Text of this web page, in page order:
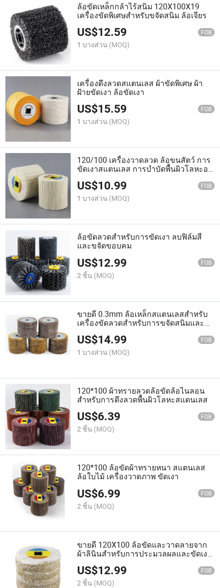
ล้อขัดเหล็กกล้าไร้สนิม 120X100X19
เครื่องขัดพิเศษสำหรับขจัดสนิม ล้อเจียร
US$12.59 FOB
1 บางส่วน (MOQ)
เครื่องดึงลวดสแตนเลส ผ้าขัดพิเศษ ผ้า
ฝ้ายขัดเงา ล้อขัดเงา
US$15.59 FOB
1 บางส่วน (MOQ)
120/100 เครื่องวาดลวด ล้อขนสัตว์ การ
ขัดเงาสแตนเลส การบำบัดพื้นผิวโลหะอลู
มิเนียม
US$10.99 FOB
1 บางส่วน (MOQ)
ล้อขัดลวดสำหรับการขัดเงา ลบฟิล์มสี
และขจัดขอบคม
US$12.99 FOB
2 ชิ้น (MOQ)
ขายดี 0.3mm ล้อเหล็กสแตนเลสสำหรับ
เครื่องขัดลวดสำหรับการขจัดสนิมและ
ขัดไม้
US$14.99 FOB
1 บางส่วน (MOQ)
120*100 ผ้าทรายลวดล้อขัดล้อไนลอน
สำหรับการดึงลวดพื้นผิวโลหะสแตนเลส
US$6.39 FOB
2 ชิ้น (MOQ)
120*100 ล้อขัดผ้าทรายหนา สแตนเลส
ล้อใบไม้ เครื่องวาดภาพ ขัดเงา
US$6.99 FOB
2 ชิ้น (MOQ)
ขายดี 120X100 ล้อขัดและวาดลายจาก
ผ้าลินินสำหรับการประมวลผลและขัดเงา
โลหะสแตนเลส
US$12.99 FOB
2 ชิ้น (MOQ)